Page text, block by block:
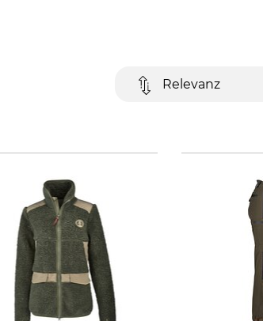
Relevanz